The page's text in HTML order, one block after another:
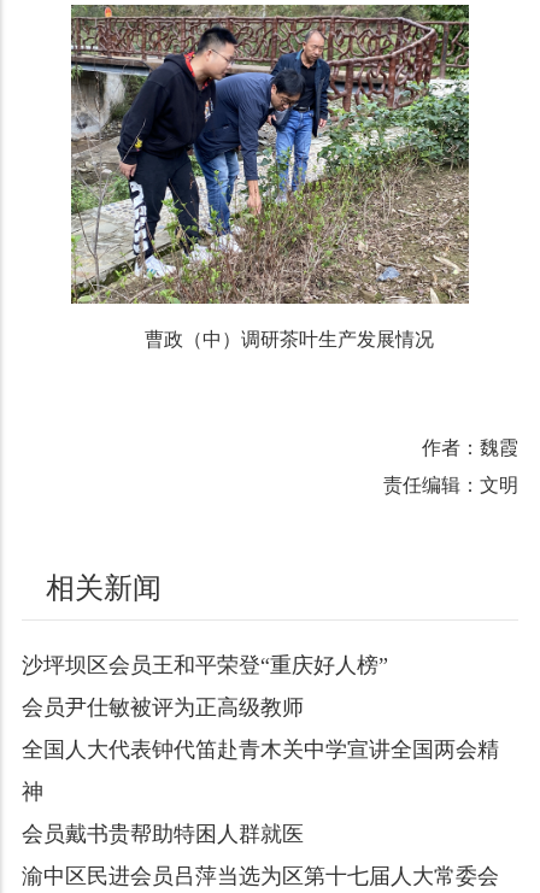
曹政（中）调研茶叶生产发展情况
作者：魏霞
责任编辑：文明
相关新闻
沙坪坝区会员王和平荣登“重庆好人榜”
会员尹仕敏被评为正高级教师
全国人大代表钟代笛赴青木关中学宣讲全国两会精
神
会员戴书贵帮助特困人群就医
渝中区民进会员吕萍当选为区第十七届人大常委会